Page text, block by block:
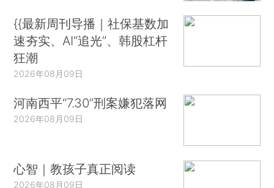
{{最新周刊导播｜社保基数加
速夯实、AI“追光”、韩股杠杆
狂潮
2026年08月09日
河南西平“7.30”刑案嫌犯落网
2026年08月09日
心智｜教孩子真正阅读
2026年08月09日